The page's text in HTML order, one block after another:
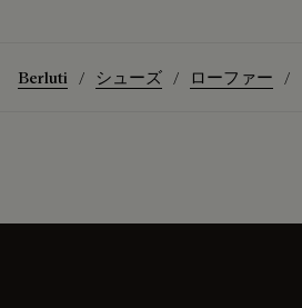
Berluti シューズ ローファー